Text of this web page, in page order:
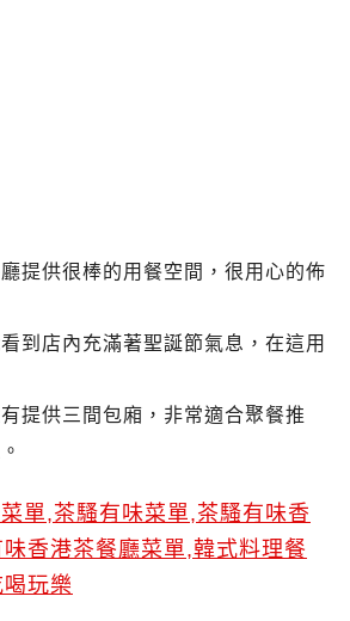
提供很棒的用餐空間，很用心的佈
到店內充滿著聖誕節氣息，在這用
提供三間包廂，非常適合聚餐推